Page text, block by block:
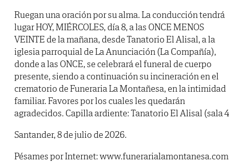
Ruegan una oración por su alma. La conducción tendrá
lugar HOY, MIÉRCOLES, día 8, a las ONCE MENOS
VEINTE de la mañana, desde Tanatorio El Alisal, a la
iglesia parroquial de La Anunciación (La Compañía),
donde a las ONCE, se celebrará el funeral de cuerpo
presente, siendo a continuación su incineración en el
crematorio de Funeraria La Montañesa, en la intimidad
familiar. Favores por los cuales les quedarán
agradecidos. Capilla ardiente: Tanatorio El Alisal (sala
Santander, 8 de julio de 2026.
Pésames por Internet: www.funerarialamontanesa.com